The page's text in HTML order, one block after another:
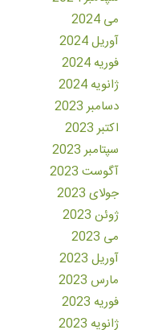
می 2024
آوریل 2024
فوریه 2024
ژانویه 2024
دسامبر 2023
اکتبر 2023
سپتامبر 2023
آگوست 2023
جولای 2023
ژوئن 2023
می 2023
آوریل 2023
مارس 2023
فوریه 2023
ژانویه 2023